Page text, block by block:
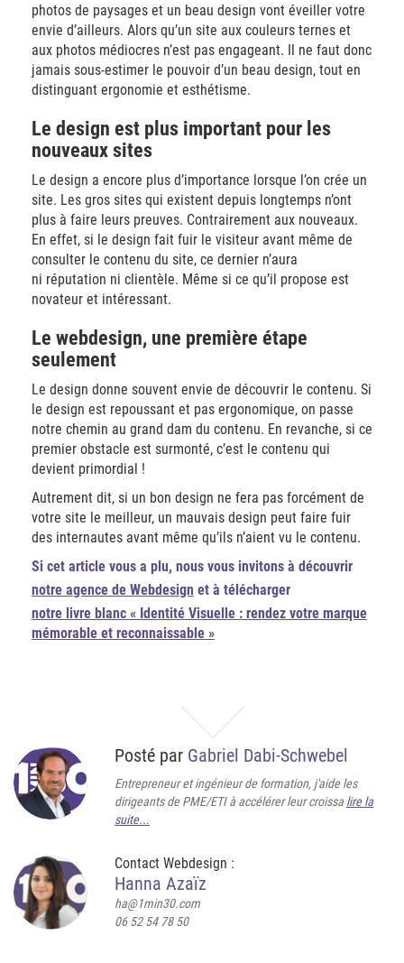
photos de paysages et un beau design vont éveiller votre
envie d’ailleurs. Alors qu’un site aux couleurs ternes et
aux photos médiocres n’est pas engageant. Il ne faut donc
jamais sous-estimer le pouvoir d’un beau design, tout en
distinguant ergonomie et esthétisme.
Le design est plus important pour les
nouveaux sites
Le design a encore plus d’importance lorsque l’on crée un
site. Les gros sites qui existent depuis longtemps n’ont
plus à faire leurs preuves. Contrairement aux nouveaux.
En effet, si le design fait fuir le visiteur avant même de
consulter le contenu du site, ce dernier n’aura
ni réputation ni clientèle. Même si ce qu’il propose est
novateur et intéressant.
Le webdesign, une première étape
seulement
Le design donne souvent envie de découvrir le contenu. Si
le design est repoussant et pas ergonomique, on passe
notre chemin au grand dam du contenu. En revanche, si ce
premier obstacle est surmonté, c’est le contenu qui
devient primordial !
Autrement dit, si un bon design ne fera pas forcément de
votre site le meilleur, un mauvais design peut faire fuir
des internautes avant même qu’ils n’aient vu le contenu.
Si cet article vous a plu, nous vous invitons à découvrir
notre agence de Webdesign et à télécharger
notre livre blanc « Identité Visuelle : rendez votre marque
mémorable et reconnaissable »
Posté par Gabriel Dabi-Schwebel
Entrepreneur et ingénieur de formation, j'aide les
dirigeants de PME/ETI à accélérer leur croissa lire la
suite...
Contact Webdesign :
Hanna Azaïz
ha@1min30.com
06 52 54 78 50